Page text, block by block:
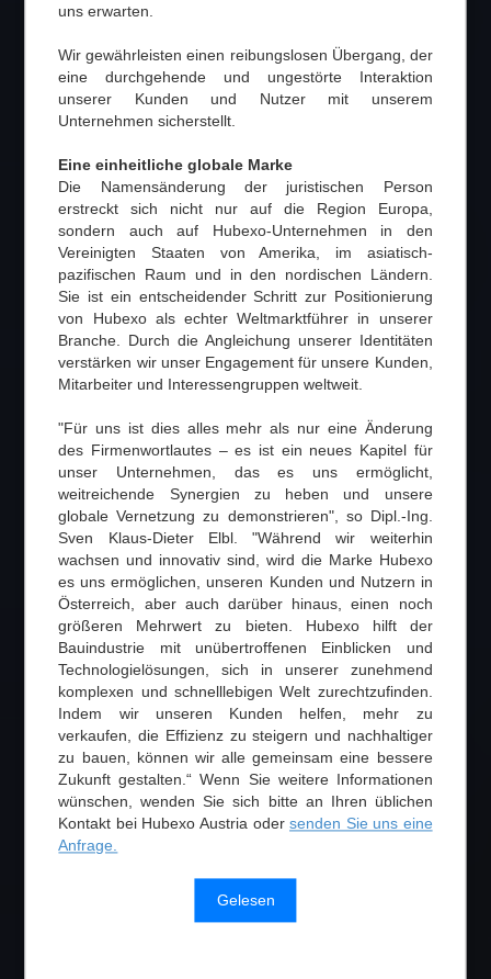
uns erwarten.
Wir gewährleisten einen reibungslosen Übergang, der
eine durchgehende und ungestörte Interaktion
unserer Kunden und Nutzer mit unserem
Unternehmen sicherstellt.
Eine einheitliche globale Marke
Die Namensänderung der juristischen Person
erstreckt sich nicht nur auf die Region Europa,
sondern auch auf Hubexo-Unternehmen in den
Vereinigten Staaten von Amerika, im asiatisch-
pazifischen Raum und in den nordischen Ländern.
Sie ist ein entscheidender Schritt zur Positionierung
von Hubexo als echter Weltmarktführer in unserer
Branche. Durch die Angleichung unserer Identitäten
verstärken wir unser Engagement für unsere Kunden,
Mitarbeiter und Interessengruppen weltweit.
"Für uns ist dies alles mehr als nur eine Änderung
des Firmenwortlautes – es ist ein neues Kapitel für
unser Unternehmen, das es uns ermöglicht,
weitreichende Synergien zu heben und unsere
globale Vernetzung zu demonstrieren", so Dipl.-Ing.
Sven Klaus-Dieter Elbl. "Während wir weiterhin
wachsen und innovativ sind, wird die Marke Hubexo
es uns ermöglichen, unseren Kunden und Nutzern in
Österreich, aber auch darüber hinaus, einen noch
größeren Mehrwert zu bieten. Hubexo hilft der
Bauindustrie mit unübertroffenen Einblicken und
Technologielösungen, sich in unserer zunehmend
komplexen und schnelllebigen Welt zurechtzufinden.
Indem wir unseren Kunden helfen, mehr zu
verkaufen, die Effizienz zu steigern und nachhaltiger
zu bauen, können wir alle gemeinsam eine bessere
Zukunft gestalten.“ Wenn Sie weitere Informationen
wünschen, wenden Sie sich bitte an Ihren üblichen
Kontakt bei Hubexo Austria odersenden Sie uns eine
Anfrage.
Gelesen